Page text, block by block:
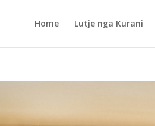
Home Lutje nga Kurani